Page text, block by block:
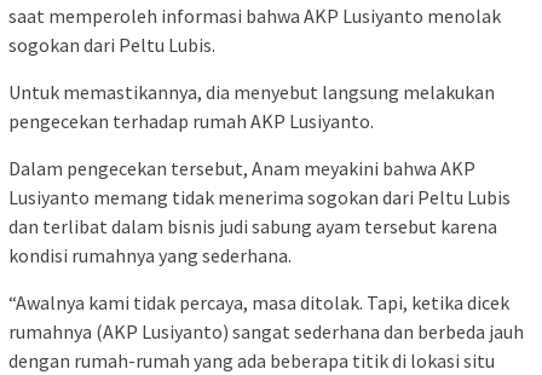
saat memperoleh informasi bahwa AKP Lusiyanto menolak
sogokan dari Peltu Lubis.
Untuk memastikannya, dia menyebut langsung melakukan
pengecekan terhadap rumah AKP Lusiyanto.
Dalam pengecekan tersebut, Anam meyakini bahwa AKP
Lusiyanto memang tidak menerima sogokan dari Peltu Lubis
dan terlibat dalam bisnis judi sabung ayam tersebut karena
kondisi rumahnya yang sederhana.
“Awalnya kami tidak percaya, masa ditolak. Tapi, ketika dicek
rumahnya (AKP Lusiyanto) sangat sederhana dan berbeda jauh
dengan rumah-rumah yang ada beberapa titik di lokasi situ